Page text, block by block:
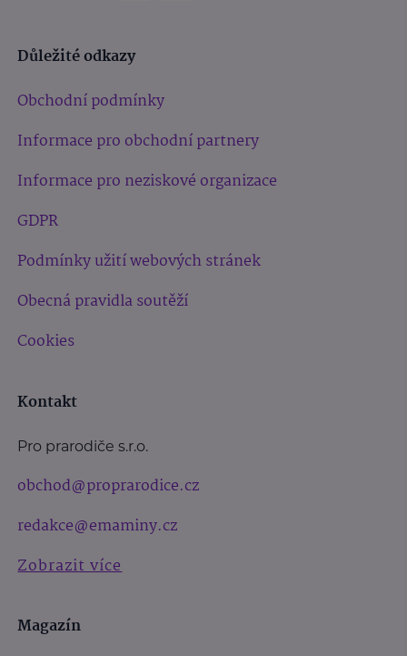
Důležité odkazy
Obchodní podmínky
Informace pro obchodní partnery
Informace pro neziskové organizace
GDPR
Podmínky užití webových stránek
Obecná pravidla soutěží
Cookies
Kontakt
Pro prarodiče s.r.o.
obchod@proprarodice.cz
redakce@emaminy.cz
Zobrazit více
Magazín